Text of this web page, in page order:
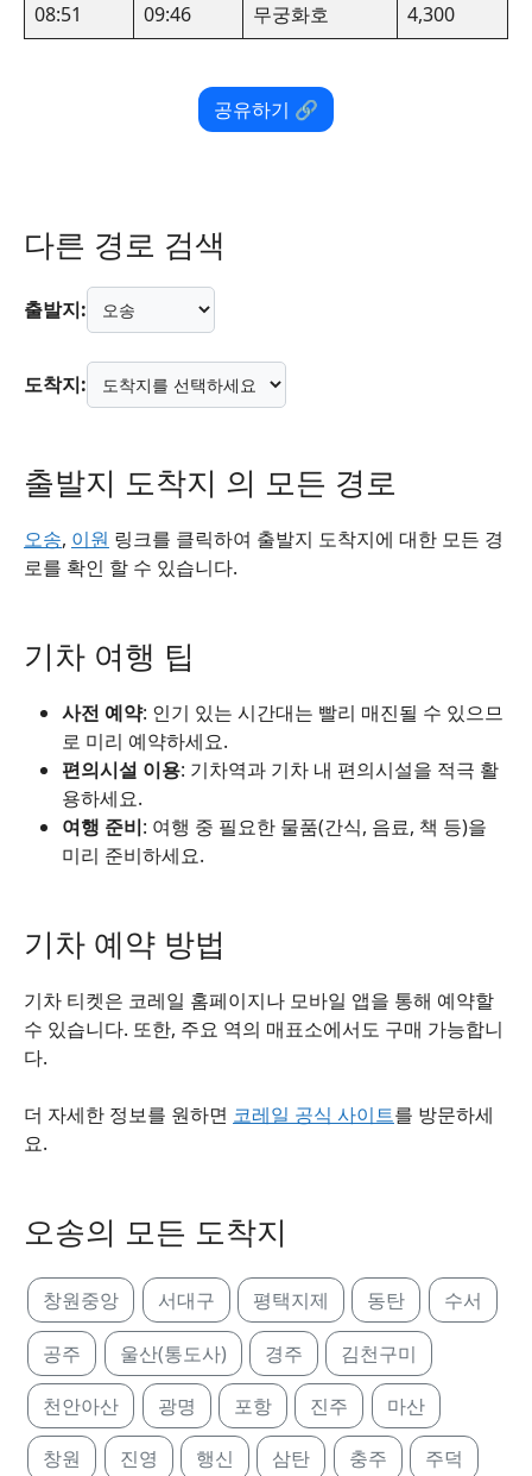
08:51
09:46 무궁화호 4,300
공유하기 🔗
다른 경로 검색
출발지:
도착지:
출발지 도착지 의 모든 경로
오송, 이원 링크를 클릭하여 출발지 도착지에 대한 모든 경
로를 확인 할 수 있습니다.
기차 여행 팁
사전 예약: 인기 있는 시간대는 빨리 매진될 수 있으므
로 미리 예약하세요.
편의시설 이용: 기차역과 기차 내 편의시설을 적극 활
용하세요.
여행 준비: 여행 중 필요한 물품(간식, 음료, 책 등)을
미리 준비하세요.
기차 예약 방법
기차 티켓은 코레일 홈페이지나 모바일 앱을 통해 예약할
수 있습니다. 또한, 주요 역의 매표소에서도 구매 가능합니
다.
더 자세한 정보를 원하면 코레일 공식 사이트를 방문하세
요.
오송의 모든 도착지
창원중앙 서대구 평택지제 동탄 수서
공주 울산(통도사) 경주 김천구미
천안아산 광명 포항 진주 마산
창원 진영 행신 삼탄 충주 주덕